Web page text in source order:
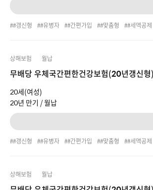
#갱신형 #유병자 #간편가입 #맞춤형 #세액공제
상해보험 월납
무배당 우체국간편한건강보험(20년갱신
20세(여성)
20년 만기 /월납
#갱신형 #유병자 #간편가입 #맞춤형 #세액공제
상해보험 월납